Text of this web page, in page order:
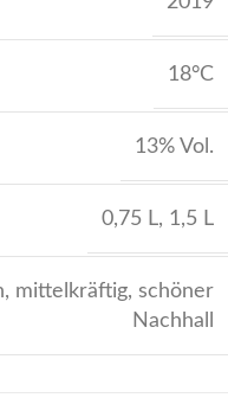
18°C
13% Vol.
0,75 L, 1,5 L
, mittelkräftig, schöner
Nachhall